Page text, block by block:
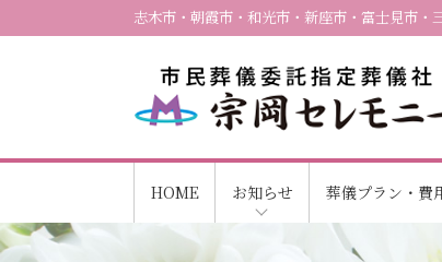
志木市・朝霞市・和光市・新座市・富士見市・
HOME お知らせ 葬儀プラン・費